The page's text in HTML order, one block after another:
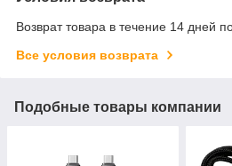
Возврат товара в течение 14 дней
Все условия возврата
Подобные товары компании